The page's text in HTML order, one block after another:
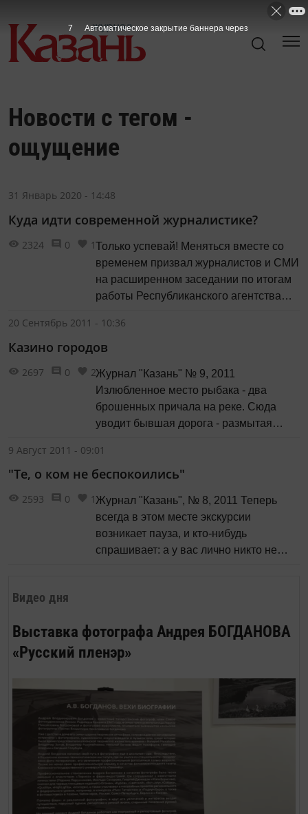
Видео дня
Выставка фотографа Андрея БОГДАНОВА
«Русский пленэр»
Новости с тегом -
ощущение
31 Январь 2020 - 14:48
Куда идти современной журналистике?
Только успевай! Меняться вместе со
временем призвал журналистов и СМИ
на расширенном заседании по итогам
работы Республиканского агентства
на нынешний год руководитель
Агентства Айдар Салимгараев.
2324 0 1
20 Сентябрь 2011 - 10:36
Казино городов
Журнал "Казань" № 9, 2011
Излюбленное место рыбака - два
брошенных причала на реке. Сюда
уводит бывшая дорога - размытая
ягодных угодий, на месте дна, кладбищ
и деревень, и конных почтальонов на
лещи. Д. Русин Как и чем мы
заполняем пространство нашего...
2697 0 2
9 Август 2011 - 09:01
"Те, о ком не беспокоились"
Журнал "Казань", № 8, 2011 Теперь
всегда в этом месте экскурсии
возникает пауза, и кто-нибудь
спрашивает: а у вас лично никто не
2593 0 1
7 Автоматическое закрытие баннера через